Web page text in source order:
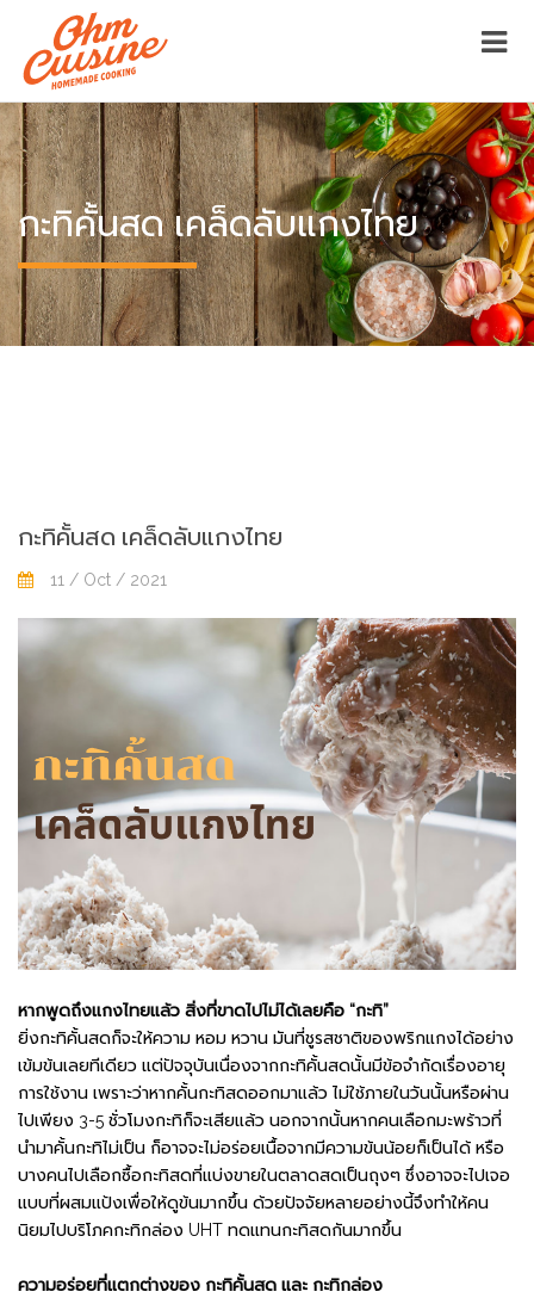
กะทิคั้นสด เคล็ดลับแกงไทย
กะทิคั้นสด เคล็ดลับแกงไทย
11 / Oct / 2021
หากพูดถึงแกงไทยแล้ว สิ่งที่ขาดไปไม่ได้เลยคือ “กะทิ”
ยิ่งกะทิคั้นสดก็จะให้ความ หอม หวาน มันที่ชูรสชาติของพริกแกงได้อย่าง
เข้มข้นเลยทีเดียว แต่ปัจจุบันเนื่องจากกะทิคั้นสดนั้นมีข้อจำกัดเรื่องอายุ
การใช้งาน เพราะว่าหากคั้นกะทิสดออกมาแล้ว ไม่ใช้ภายในวันนั้นหรือผ่าน
ไปเพียง 3-5 ชั่วโมงกะทิก็จะเสียแล้ว นอกจากนั้นหากคนเลือกมะพร้าวที่
นำมาคั้นกะทิไม่เป็น ก็อาจจะไม่อร่อยเนื้อจากมีความข้นน้อยก็เป็นได้ หรือ
บางคนไปเลือกซื้อกะทิสดที่แบ่งขายในตลาดสดเป็นถุงๆ ซึ่งอาจจะไปเจอ
แบบที่ผสมแป้งเพื่อให้ดูข้นมากขึ้น ด้วยปัจจัยหลายอย่างนี้จึงทำให้คน
นิยมไปบริโภคกะทิกล่อง UHT ทดแทนกะทิสดกันมากขึ้น
ความอร่อยที่แตกต่างของ กะทิคั้นสด และ กะทิกล่อง